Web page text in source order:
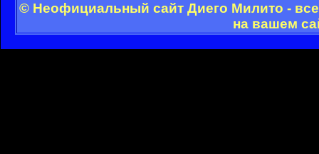
© Неофициальный сайт Диего Милито -
на вашем